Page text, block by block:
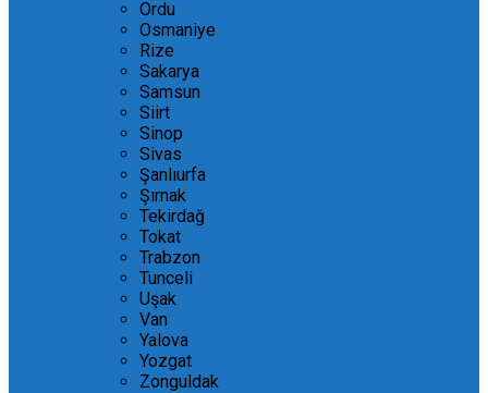
Ordu
Osmaniye
Rize
Sakarya
Samsun
Siirt
Sinop
Sivas
Şanlıurfa
Şırnak
Tekirdağ
Tokat
Trabzon
Tunceli
Uşak
Van
Yalova
Yozgat
Zonguldak